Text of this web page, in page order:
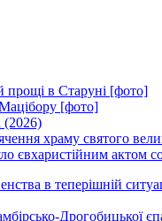
прощі в Старуні [фото]
[фото]
(2026)
храму святого
євхаристійним актом
в теперішній
Дрогобицької